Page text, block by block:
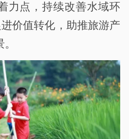
力点，持续改善水域环
进价值转化，助推旅游产